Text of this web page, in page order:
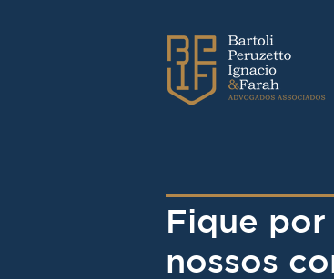
Fique
nossos